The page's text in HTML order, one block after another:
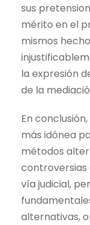
sus
mérito en el
mismos
la expresión
de la
En
más idónea
métodos
controversias
vía judicial,
alternativas,